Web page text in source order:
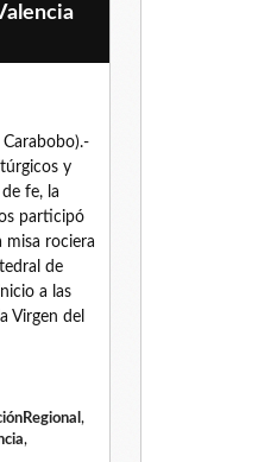
y
fe, la
participó
misa rociera
de
a las
Virgen del
,
,